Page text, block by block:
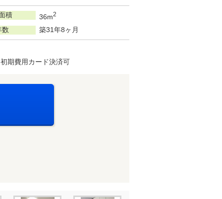
積 36m2
数 築31年8ヶ月
期費用カード決済可